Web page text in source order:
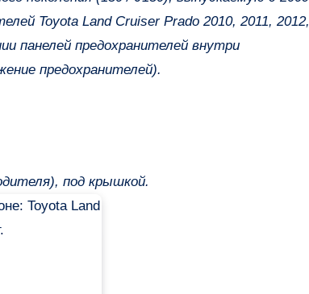
Toyota Land Cruiser Prado 2010, 2011, 2012,
панелей предохранителей внутри
предохранителей).
под крышкой.